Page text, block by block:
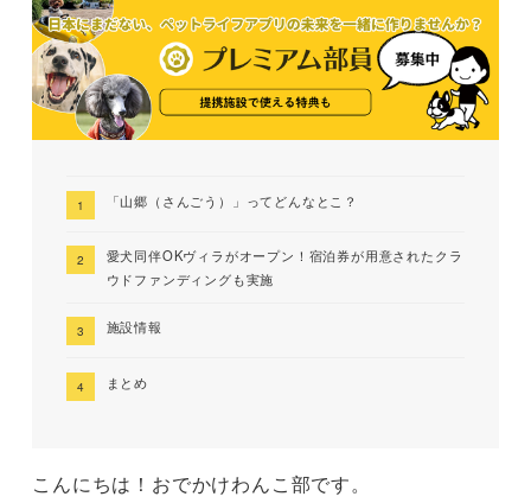
「山郷（さんごう）」ってどんなとこ？
愛犬同伴OKヴィラがオープン！宿泊券が用意されたクラ
ウドファンディングも実施
施設情報
まとめ
こんにちは！おでかけわんこ部です。